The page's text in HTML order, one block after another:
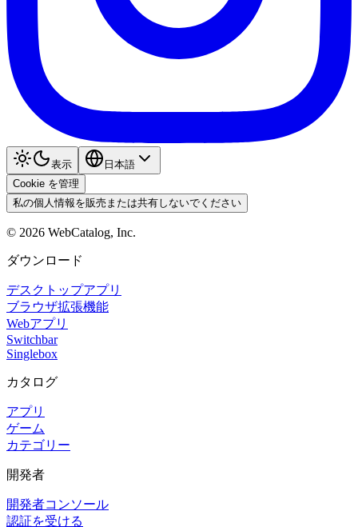
表示
日本語
Cookie を管理
私の個人情報を販売または共有しないでください
© 2026 WebCatalog, Inc.
ダウンロード
デスクトップアプリ
ブラウザ拡張機能
Webアプリ
Switchbar
Singlebox
カタログ
アプリ
ゲーム
カテゴリー
開発者
開発者コンソール
認証を受ける